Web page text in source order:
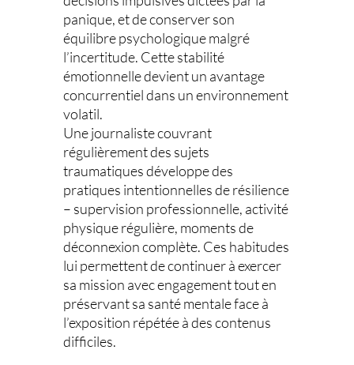
panique, et de conserver son
équilibre psychologique malgré
l’incertitude. Cette stabilité
émotionnelle devient un avantage
concurrentiel dans un environnement
volatil.
Une journaliste couvrant
régulièrement des sujets
traumatiques développe des
pratiques intentionnelles de résilience
– supervision professionnelle, activité
physique régulière, moments de
déconnexion complète. Ces habitudes
lui permettent de continuer à exercer
sa mission avec engagement tout en
préservant sa santé mentale face à
l’exposition répétée à des contenus
difficiles.